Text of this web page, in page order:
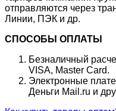
отправляются через
Линии, ПЭК и др.
СПОСОБЫ ОПЛАТЫ
Безналичный
VISA, Master Card.
Электронные
Деньги Mail.ru и